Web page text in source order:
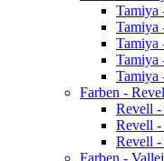
Tamiya
Tamiya
Tamiya
Tamiya
Tamiya
Farben -
Revell
Revell
Revell -
Farben -